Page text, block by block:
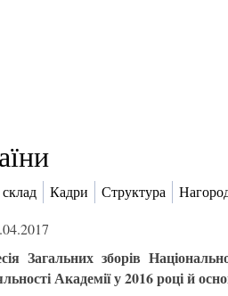
Кадри Структура
Загальних зборів
Академії у 2016 році й